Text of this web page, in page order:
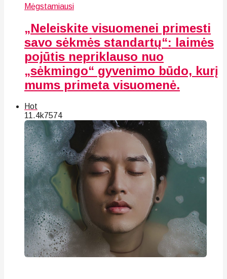
Mėgstamiausi
„Neleiskite visuomenei primesti
savo sėkmės standartų“: laimės
pojūtis nepriklauso nuo
„sėkmingo“ gyvenimo būdo, kurį
mums primeta visuomenė.
Hot
11.4k7574